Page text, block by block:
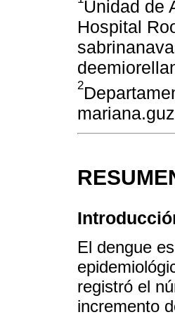
Unidad de
Hospital
2
El dengue
registró el
incremento